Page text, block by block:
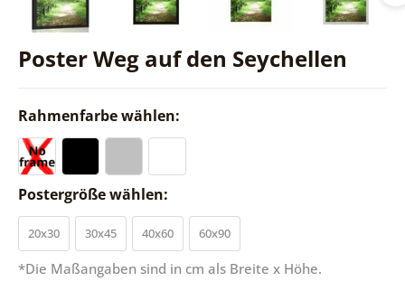
Poster Weg auf den Seychellen
Rahmenfarbe wählen:
Postergröße wählen:
20x30 30x45 40x60 60x90
*Die Maßangaben sind in cm als Breite x Höhe.